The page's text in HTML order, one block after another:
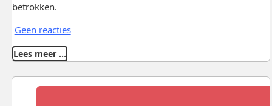
betrokken.
Geen reacties
Lees meer …